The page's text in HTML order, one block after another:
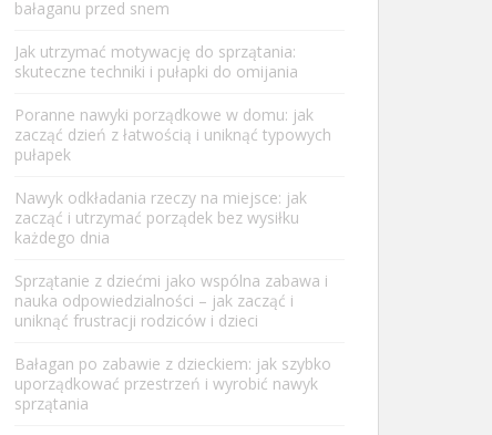
bałaganu przed snem
Jak utrzymać motywację do sprzątania:
skuteczne techniki i pułapki do omijania
Poranne nawyki porządkowe w domu: jak
zacząć dzień z łatwością i uniknąć typowych
pułapek
Nawyk odkładania rzeczy na miejsce: jak
zacząć i utrzymać porządek bez wysiłku
każdego dnia
Sprzątanie z dziećmi jako wspólna zabawa i
nauka odpowiedzialności – jak zacząć i
uniknąć frustracji rodziców i dzieci
Bałagan po zabawie z dzieckiem: jak szybko
uporządkować przestrzeń i wyrobić nawyk
sprzątania